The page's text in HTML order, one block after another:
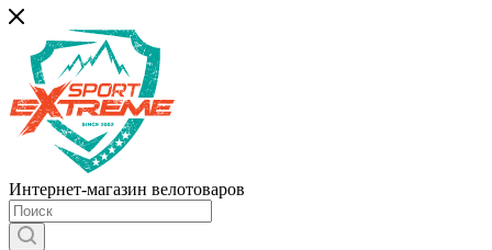
Интернет-магазин велотоваров